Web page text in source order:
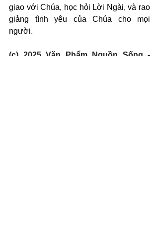
giao với Chúa, học hỏi Lời Ngài, và rao
giảng tình yêu của Chúa cho mọi
người.
(c) 2025 Văn Phẩm Nguồn Sống -